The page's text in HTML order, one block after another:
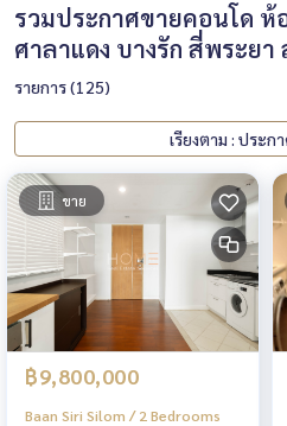
รวมประกาศขายคอนโด ห้
ศาลาแดง บางรัก สี่พระยา
รายการ (125)
เรียงตาม :
ขาย
฿9,800,000
Baan Siri Silom / 2 Bedrooms